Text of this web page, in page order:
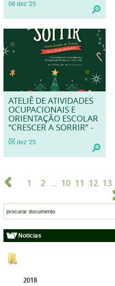
08 dez '25
ATELIÊ DE ATIVIDADES
OCUPACIONAIS E
ORIENTAÇÃO ESCOLAR
“CRESCER A SORRIR” -
...
06 dez '25
1 2 ... 10 11 12 13
Noticias
2018